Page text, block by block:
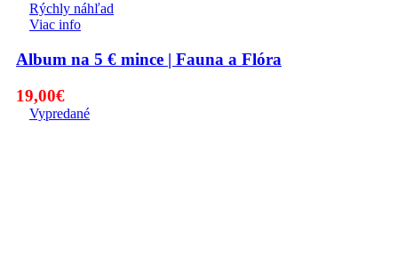
Rýchly náhľad
Viac info
Album na 5 € mince | Fauna a Flóra
19,00€
Vypredané